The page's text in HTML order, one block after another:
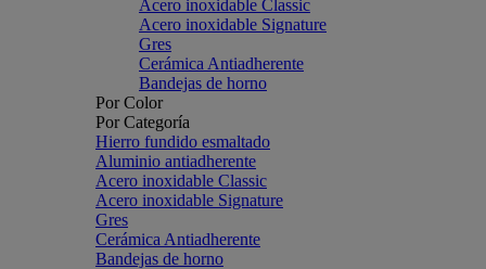
Acero inoxidable Classic
Acero inoxidable Signature
Gres
Cerámica Antiadherente
Bandejas de horno
Por Color
Por Categoría
Hierro fundido esmaltado
Aluminio antiadherente
Acero inoxidable Classic
Acero inoxidable Signature
Gres
Cerámica Antiadherente
Bandejas de horno